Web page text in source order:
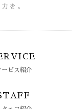
を。
ービス紹介